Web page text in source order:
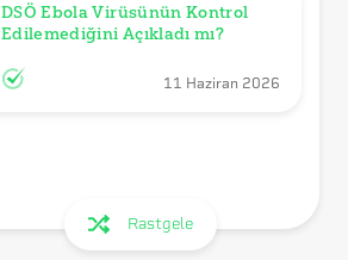
DSÖ Ebola Virüsünün Kontrol
Edilemediğini Açıkladı mı?
11 Haziran 2026
Rastgele